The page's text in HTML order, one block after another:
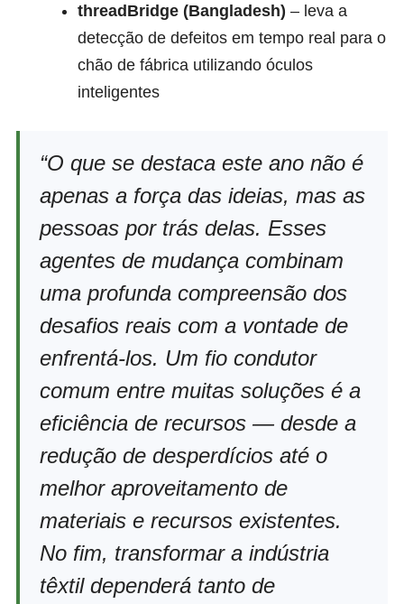
threadBridge (Bangladesh) – leva a
detecção de defeitos em tempo real para o
chão de fábrica utilizando óculos
inteligentes
“O que se destaca este ano não é
apenas a força das ideias, mas as
pessoas por trás delas. Esses
agentes de mudança combinam
uma profunda compreensão dos
desafios reais com a vontade de
enfrentá-los. Um fio condutor
comum entre muitas soluções é a
eficiência de recursos — desde a
redução de desperdícios até o
melhor aproveitamento de
materiais e recursos existentes.
No fim, transformar a indústria
têxtil dependerá tanto de